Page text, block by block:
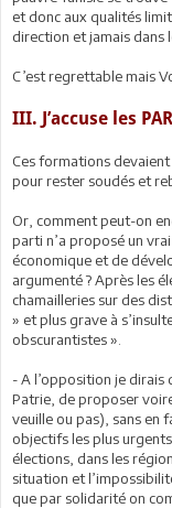
et donc aux qualités
direction et jamais dans
C’est regrettable mais
III. J’accuse les
Ces formations
pour rester soudés et
Or, comment peut-on
parti n’a proposé un
économique et de
argumenté ? Après les
chamailleries sur des
» et plus grave à
obscurantistes ».
- A l’opposition je dirais
Patrie, de proposer
veuille ou pas), sans en
objectifs les plus
élections, dans les
situation et
que par solidarité on